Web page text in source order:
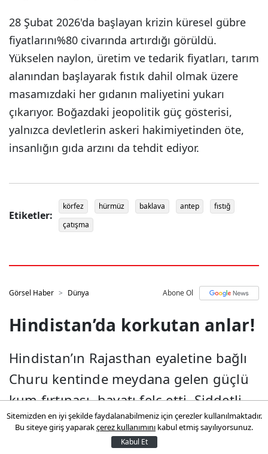
28 Şubat 2026'da başlayan krizin küresel gübre
fiyatlarını%80 civarında artırdığı görüldü.
Yükselen naylon, üretim ve tedarik fiyatları, tarım
alanından başlayarak fıstık dahil olmak üzere
masamızdaki her gıdanın maliyetini yukarı
çıkarıyor. Boğazdaki jeopolitik güç gösterisi,
yalnızca devletlerin askeri hakimiyetinden öte,
insanlığın gıda arzını da tehdit ediyor.
Etiketler:
körfez hürmüz baklava antep
fıstığ
çatışma
Görsel Haber Dünya Abone Ol
Hindistan’da korkutan anlar!
Hindistan’ın Rajasthan eyaletine bağlı
Churu kentinde meydana gelen güçlü
kum fırtınası, hayatı felç etti. Şiddetli
rüzgârın taşıdığı tonlarca kum ve toz
nedeniyle gökyüzü tamamen
Sitemizden en iyi şekilde faydalanabilmeniz için çerezler kullanılmaktadır.
Bu siteye giriş yaparakçerez kullanımını kabul etmiş sayılıyorsunuz.
Kabul Et